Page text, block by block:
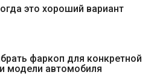
это хороший вариант
фаркоп для конкретной
модели автомобиля